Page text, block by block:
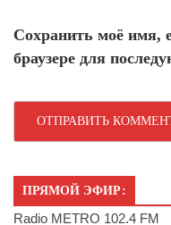
Сохранить моё имя,
браузере для
ПРЯМОЙ ЭФИР:
Radio METRO 102.4 FM